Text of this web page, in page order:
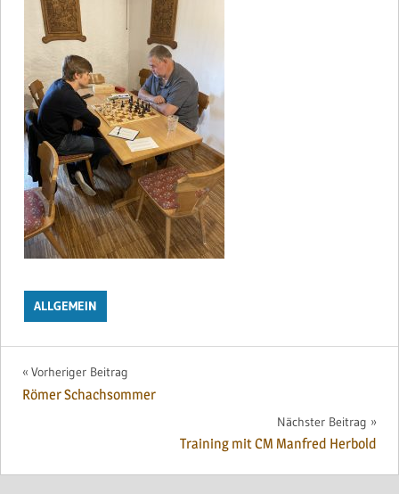
ALLGEMEIN
Beitragsnavigation
Vorheriger Beitrag
Römer Schachsommer
Nächster Beitrag
Training mit CM Manfred Herbold